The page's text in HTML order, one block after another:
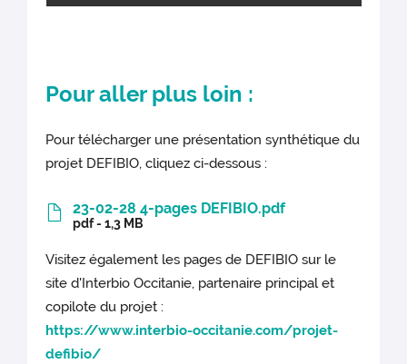
Pour aller plus loin :
Pour télécharger une présentation synthétique du
projet DEFIBIO, cliquez ci-dessous :
23-02-28 4-pages DEFIBIO.pdf
pdf - 1,3 MB
Visitez également les pages de DEFIBIO sur le
site d'Interbio Occitanie, partenaire principal et
copilote du projet :
https://www.interbio-occitanie.com/projet-
defibio/